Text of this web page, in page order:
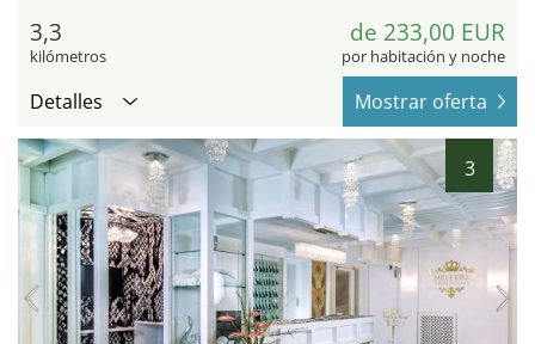
3,3
kilómetros
de 233,00 EUR
por habitación y noche
Detalles Mostrar oferta
3